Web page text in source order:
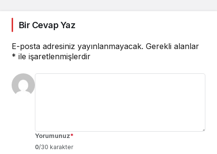
Bir Cevap Yaz
E-posta adresiniz yayınlanmayacak. Gerekli alanlar
* ile işaretlenmişlerdir
Yorumunuz*
0/30 karakter